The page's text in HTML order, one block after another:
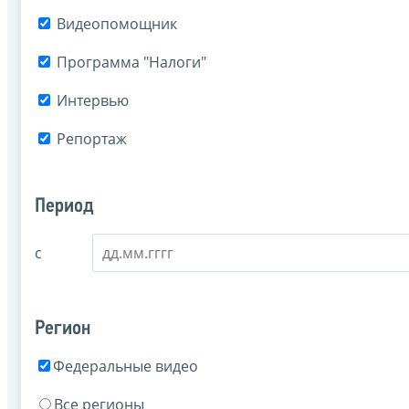
Видеопомощник
Программа "Налоги"
Интервью
Репортаж
Период
с
Регион
Федеральные видео
Все регионы